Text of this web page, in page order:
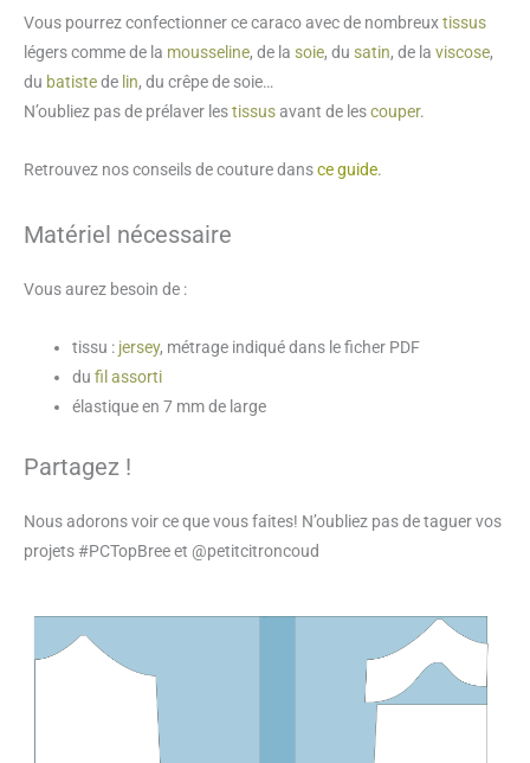
Vous pourrez confectionner ce caraco avec de nombreuxtissus
légers comme de la mousseline, de la soie, du satin, de la viscose,
du batistede lin, du crêpe de soie…
N’oubliez pas de prélaver lestissusavant de lescouper.
Retrouvez nos conseils de couture dansce guide.
Matériel nécessaire
Vous aurez besoin de :
tissu : jersey, métrage indiqué dans le ficher PDF
dufil assorti
élastique en 7 mm de large
Partagez !
Nous adorons voir ce que vous faites! N’oubliez pas de taguer vos
projets #PCTopBree et @petitcitroncoud